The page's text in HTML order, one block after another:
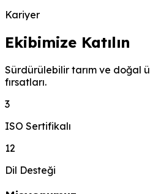
Kariyer
Ekibimize Katılın
Sürdürülebilir tarım ve doğal
fırsatları.
3
ISO Sertifikalı
12
Dil Desteği